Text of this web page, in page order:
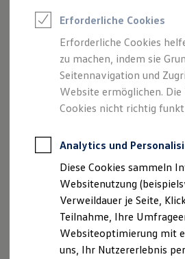
Saisonangebote
Leasing
Leasing-Angebote
Gebrauchtwagen
Junge
Elektroauto Leasing
Kleinwagen-Leasing
Leasing ohne
Autokredit mit
Versicherungen und
Kfz-Versicherung
Garantien
Wartungsverträge
Geschäftskunden
Professional Class
Großkunden
Behörden
Die ENERGY
Erforderliche Cookies
Erforderliche Cookies
zu machen, indem sie
Seitennavigation und
Website ermöglichen.
Cookies nicht richtig
Analytics und
Diese Cookies sammeln
Websitenutzung
Verweildauer je Seite,
Teilnahme, Ihre
Websiteoptimierung mit
uns, Ihr Nutzererlebnis